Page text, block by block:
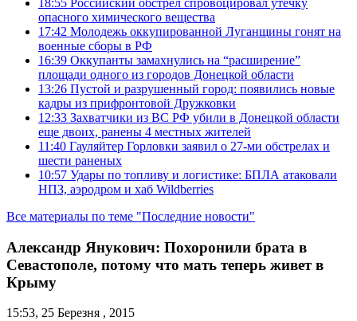
опасного химического вещества
17:42 Молодежь оккупированной Луганщины гонят на
военные сборы в РФ
16:39 Оккупанты замахнулись на “расширение”
площади одного из городов Донецкой области
13:26 Пустой и разрушенный город: появились новые
кадры из прифронтовой Дружковки
12:33 Захватчики из ВС РФ убили в Донецкой области
еще двоих, ранены 4 местных жителей
11:40 Гауляйтер Горловки заявил о 27-ми обстрелах и
шести раненых
10:57 Удары по топливу и логистике: БПЛА атаковали
НПЗ, аэродром и хаб Wildberries
Все материалы по теме "Последние новости"
Александр Янукович: Похоронили брата в
Севастополе, потому что мать теперь живет в
Крыму
15:53, 25 Березня , 2015